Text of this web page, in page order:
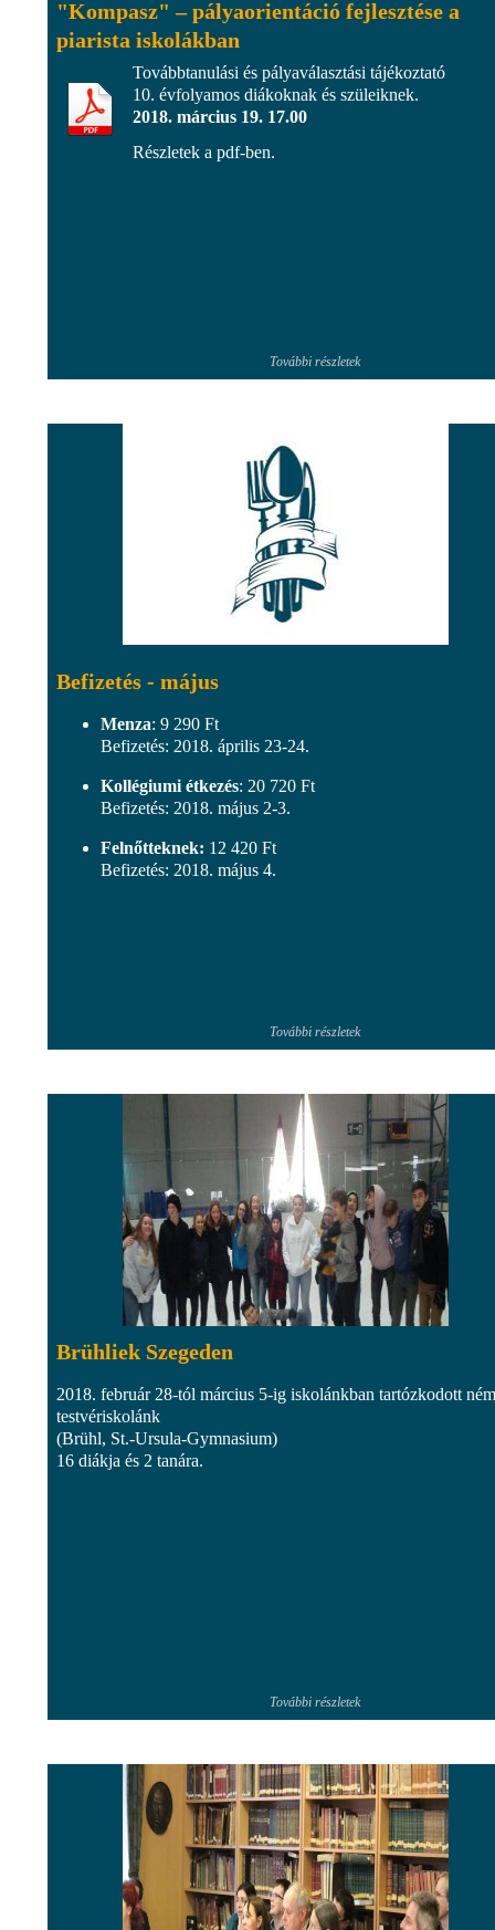
"Kompasz" – pályaorientáció fejlesztése a
piarista iskolákban
Továbbtanulási és pályaválasztási tájékoztató
10. évfolyamos diákoknak és szüleiknek.
2018. március 19. 17.00
Részletek a pdf-ben.
További részletek
Befizetés - május
Menza: 9 290 Ft
Befizetés: 2018. április 23-24.
Kollégiumi étkezés: 20 720 Ft
Befizetés: 2018. május 2-3.
Felnőtteknek: 12 420 Ft
Befizetés: 2018. május 4.
További részletek
Brühliek Szegeden
2018. február 28-tól március 5-ig iskolánkban tartózkodott
testvériskolánk
(Brühl, St.-Ursula-Gymnasium)
16 diákja és 2 tanára.
További részletek